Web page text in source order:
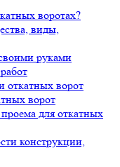
воротах?
виды,
руками
откатных ворот
ворот
для откатных
конструкции,